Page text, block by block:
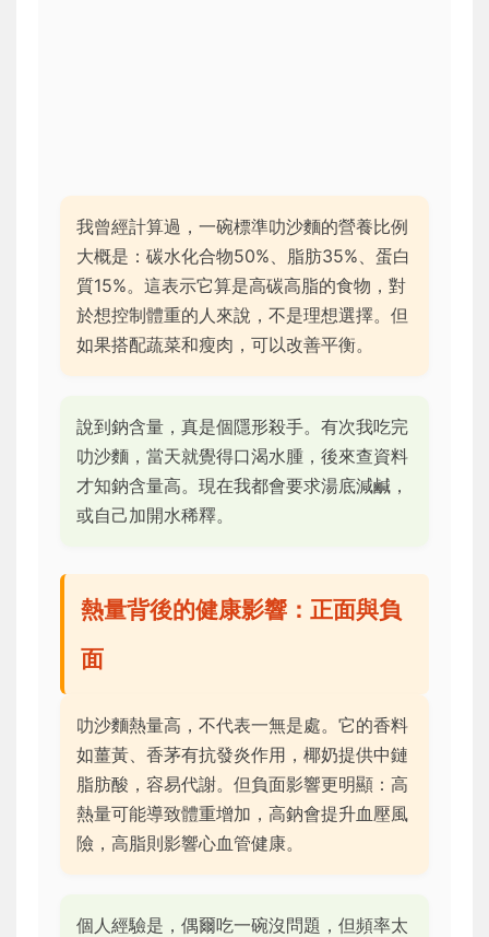
我曾經計算過，一碗標準叻沙麵的營養比例
大概是：碳水化合物50%、脂肪35%、蛋白
質15%。這表示它算是高碳高脂的食物，對
於想控制體重的人來說，不是理想選擇。但
如果搭配蔬菜和瘦肉，可以改善平衡。
說到鈉含量，真是個隱形殺手。有次我吃完
叻沙麵，當天就覺得口渴水腫，後來查資料
才知鈉含量高。現在我都會要求湯底減鹹，
或自己加開水稀釋。
熱量背後的健康影響：正面與負
面
叻沙麵熱量高，不代表一無是處。它的香料
如薑黃、香茅有抗發炎作用，椰奶提供中鏈
脂肪酸，容易代謝。但負面影響更明顯：高
熱量可能導致體重增加，高鈉會提升血壓風
險，高脂則影響心血管健康。
個人經驗是，偶爾吃一碗沒問題，但頻率太